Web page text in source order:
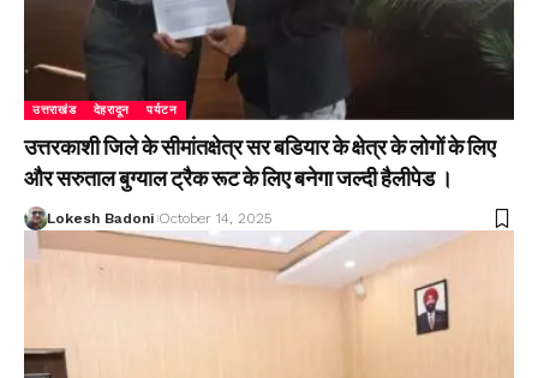
उत्तराखंड देहरादून पर्यटन
उत्तरकाशी जिले के सीमांतक्षेत्र सर बडियार के क्षेत्र के लोगों के लिए
और सरुताल बुग्याल ट्रैक रूट के लिए बनेगा जल्दी हैलीपेड ।
Lokesh Badoni October 14, 2025